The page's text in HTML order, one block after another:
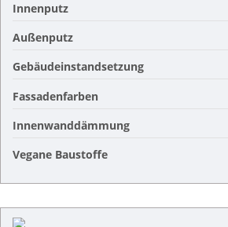
Innenputz
Außenputz
Gebäudeinstandsetzung
Fassadenfarben
Innenwanddämmung
Vegane Baustoffe